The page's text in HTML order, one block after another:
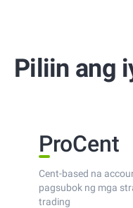
Piliin ang
ProCent
Cent-based na
pagsubok ng mga
trading